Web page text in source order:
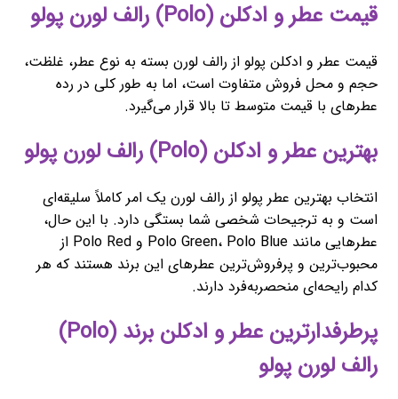
قیمت عطر و ادکلن (Polo) رالف لورن پولو
قیمت عطر و ادکلن پولو از رالف لورن بسته به نوع عطر، غلظت،
حجم و محل فروش متفاوت است، اما به طور کلی در رده
عطرهای با قیمت متوسط تا بالا قرار می‌گیرد.
بهترین عطر و ادکلن (Polo) رالف لورن پولو
انتخاب بهترین عطر پولو از رالف لورن یک امر کاملاً سلیقه‌ای
است و به ترجیحات شخصی شما بستگی دارد. با این حال،
عطرهایی مانند Polo Green، Polo Blue و Polo Red از
محبوب‌ترین و پرفروش‌ترین عطرهای این برند هستند که هر
کدام رایحه‌ای منحصربه‌فرد دارند.
پرطرفدارترین عطر و ادکلن برند (Polo)
رالف لورن پولو